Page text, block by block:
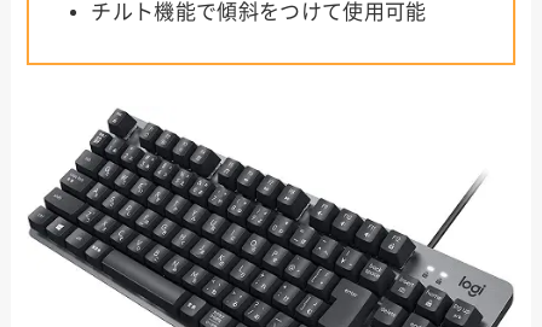
チルト機能で傾斜をつけて使用可能